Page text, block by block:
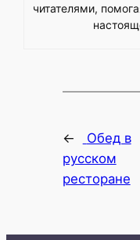
читателями,
←
Обед в
русском
ресторане